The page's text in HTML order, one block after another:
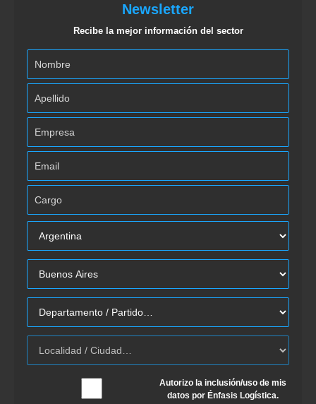
Newsletter
Recibe la mejor información del sector
Autorizo la inclusión/uso de mis
datos por Énfasis Logística.